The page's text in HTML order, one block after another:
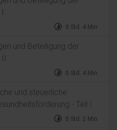
timelapse 0 Std. 4 Min.
und Beteiligung der
timelapse 0 Std. 4 Min.
und steuerliche
- Teil I
timelapse 0 Std. 2 Min.